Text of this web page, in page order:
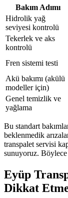
Bakım Adımı
Hidrolik yağ
seviyesi kontrolü
Tekerlek ve aks
kontrolü
Fren sistemi testi
Akü bakımı (akülü
modeller için)
Genel temizlik ve
yağlama
Bu standart
beklenmedik
transpalet servisi
sunuyoruz.
Eyüp
Dikkat